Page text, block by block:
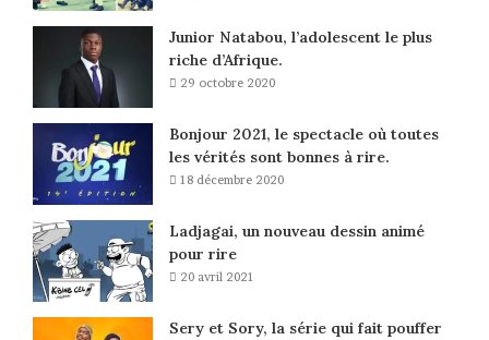
Junior Natabou, l’adolescent le plus
riche d’Afrique.
29 octobre 2020
Bonjour 2021, le spectacle où toutes
les vérités sont bonnes à rire.
18 décembre 2020
Ladjagai, un nouveau dessin animé
pour rire
20 avril 2021
Sery et Sory, la série qui fait pouffer